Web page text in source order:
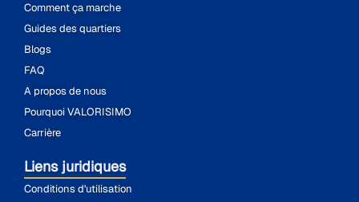
Comment ça marche
Guides des quartiers
Blogs
FAQ
A propos de nous
Pourquoi VALORISIMO
Carrière
Liens juridiques
Conditions d'utilisation